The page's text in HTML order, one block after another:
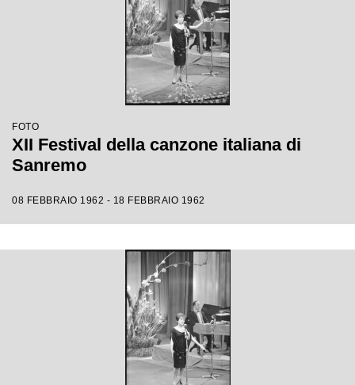
FOTO
XII Festival della canzone italiana di
Sanremo
08 FEBBRAIO 1962 - 18 FEBBRAIO 1962